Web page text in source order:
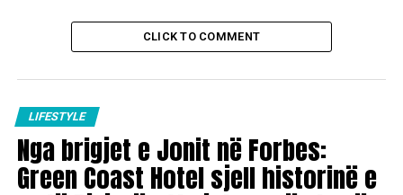
CLICK TO COMMENT
LIFESTYLE
Nga brigjet e Jonit në Forbes:
Green Coast Hotel sjell historinë e